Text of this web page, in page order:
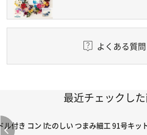
よくある質問
最近チェックし
付き コントローラー＆ポイント切り替え
たのしい つまみ細工 91号キッ